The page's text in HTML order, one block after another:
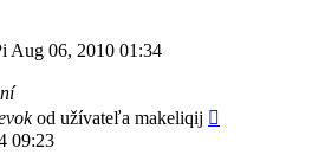
Aug 06, 2010 01:34
od užívateľa makeliqij
09:23